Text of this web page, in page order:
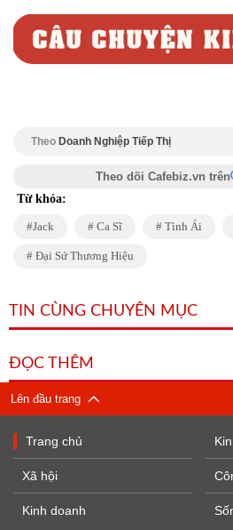
Theo Doanh Nghiệp Tiếp Thị
Theo dõi Cafebiz.vn trên
Từ khóa:
Jack Ca Sĩ Tình Ái
Đại Sứ Thương Hiệu
TIN CÙNG CHUYÊN MỤC
ĐỌC THÊM
Lên đầu trang
Trang chủ
Xã hội
Kinh doanh